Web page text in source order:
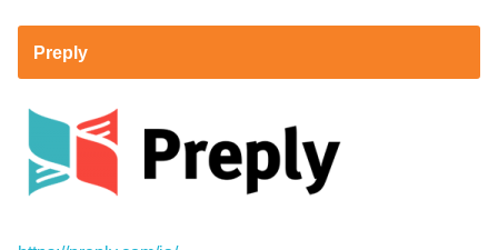
Preply